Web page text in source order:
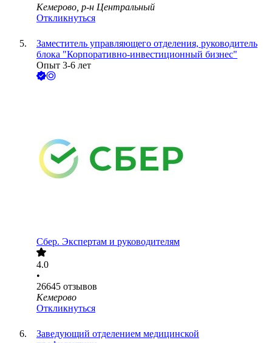
Кемерово, р-н Центральный
Откликнуться
Заместитель управляющего отделения, руководитель
блока "Корпоративно-инвестиционный бизнес"
Опыт 3-6 лет
Сбер. Экспертам и руководителям
4.0
•
26645 отзывов
Кемерово
Откликнуться
Заведующий отделением медицинской